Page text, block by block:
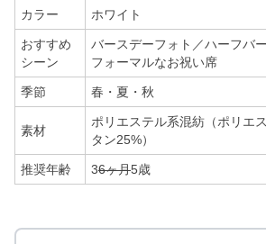
カラー ホワイト
おすすめ
シーン
バースデーフォト／ハーフバ
フォーマルなお祝い席
季節 春・夏・秋
素材
ポリエステル系混紡（ポリエ
タン25%）
推奨年齢 36ヶ月5歳